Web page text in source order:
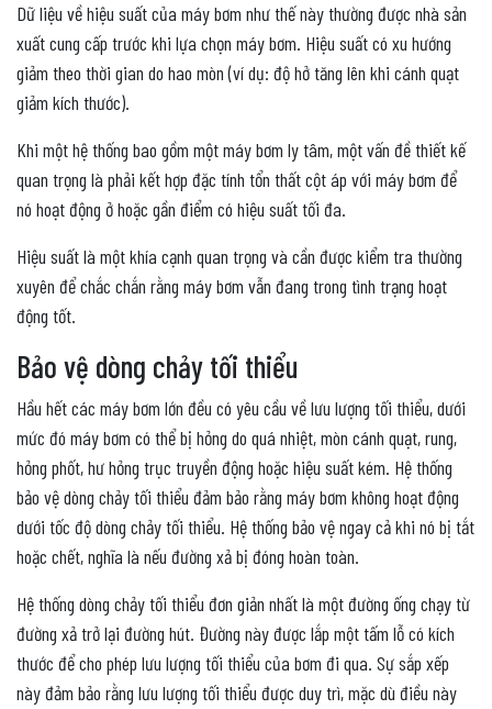
Dữ liệu về hiệu suất của máy bơm như thế này thường được nhà sản
xuất cung cấp trước khi lựa chọn máy bơm. Hiệu suất có xu hướng
giảm theo thời gian do hao mòn (ví dụ: độ hở tăng lên khi cánh quạt
giảm kích thước).
Khi một hệ thống bao gồm một máy bơm ly tâm, một vấn đề thiết kế
quan trọng là phải kết hợp đặc tính tổn thất cột áp với máy bơm để
nó hoạt động ở hoặc gần điểm có hiệu suất tối đa.
Hiệu suất là một khía cạnh quan trọng và cần được kiểm tra thường
xuyên để chắc chắn rằng máy bơm vẫn đang trong tình trạng hoạt
động tốt.
Bảo vệ dòng chảy tối thiểu
Hầu hết các máy bơm lớn đều có yêu cầu về lưu lượng tối thiểu, dưới
mức đó máy bơm có thể bị hỏng do quá nhiệt, mòn cánh quạt, rung,
hỏng phốt, hư hỏng trục truyền động hoặc hiệu suất kém. Hệ thống
bảo vệ dòng chảy tối thiểu đảm bảo rằng máy bơm không hoạt động
dưới tốc độ dòng chảy tối thiểu. Hệ thống bảo vệ ngay cả khi nó bị tắt
hoặc chết, nghĩa là nếu đường xả bị đóng hoàn toàn.
Hệ thống dòng chảy tối thiểu đơn giản nhất là một đường ống chạy từ
đường xả trở lại đường hút. Đường này được lắp một tấm lỗ có kích
thước để cho phép lưu lượng tối thiểu của bơm đi qua. Sự sắp xếp
này đảm bảo rằng lưu lượng tối thiểu được duy trì, mặc dù điều này